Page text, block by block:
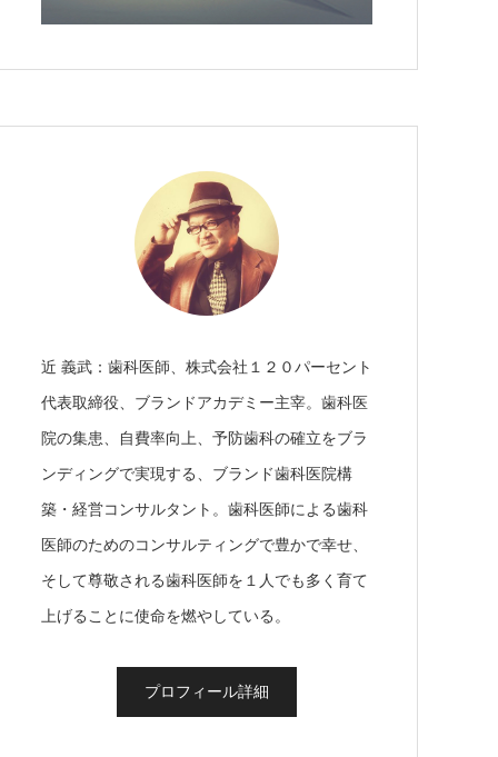
近 義武：歯科医師、株式会社１２０パーセント
代表取締役、ブランドアカデミー主宰。歯科医
院の集患、自費率向上、予防歯科の確立をブラ
ンディングで実現する、ブランド歯科医院構
築・経営コンサルタント。歯科医師による歯科
医師のためのコンサルティングで豊かで幸せ、
そして尊敬される歯科医師を１人でも多く育て
上げることに使命を燃やしている。
プロフィール詳細